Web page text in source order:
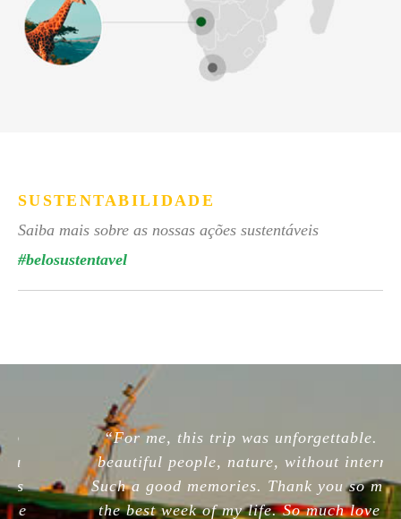
SUSTENTABILIDADE
Saiba mais sobre as nossas ações sustentáveis
#belosustentavel
“For me, this trip was unforgettable. So
beautiful people, nature, without internet.
Such a good memories. Thank you so much,
the best week of my life. So much love for